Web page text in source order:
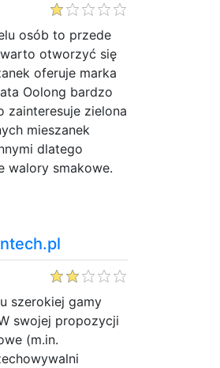
osób to przede
otworzyć się
oferuje marka
Oolong bardzo
zainteresuje zielona
mieszanek
dlatego
walory smakowe.
szerokiej gamy
swojej propozycji
(m.in.